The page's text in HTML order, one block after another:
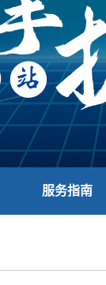
服务指南